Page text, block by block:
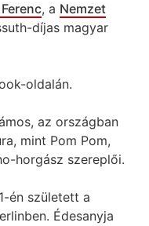
, a Nemzet
díjas magyar
oldalán.
az országban
mint Pom Pom,
horgász szereplői.
én született a
Édesanyja